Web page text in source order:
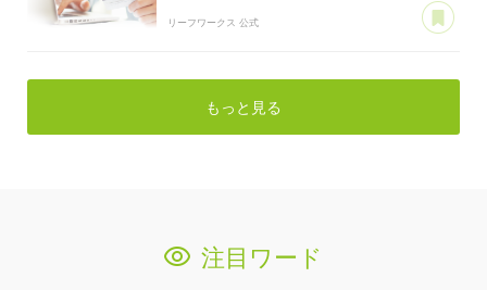
リーフワークス 公式
もっと見る
注目ワード